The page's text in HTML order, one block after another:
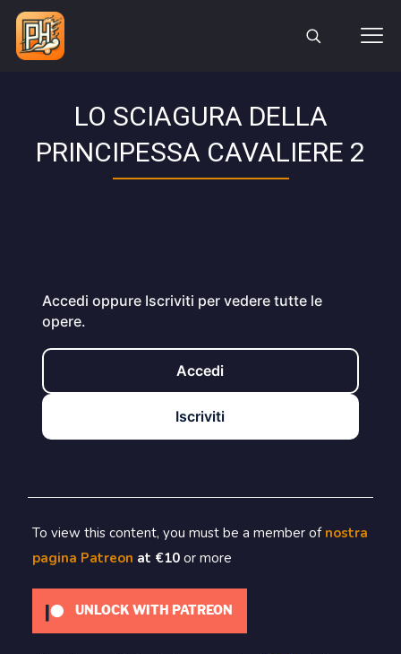
LO SCIAGURA DELLA
PRINCIPESSA CAVALIERE 2
Accedi oppure Iscriviti per vedere tutte le
opere.
Accedi
Iscriviti
To view this content, you must be a member of nostra
pagina Patreon at €10 or more
UNLOCK WITH PATREON